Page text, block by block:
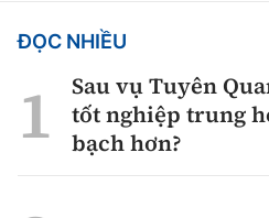
ĐỌC NHIỀU
Sau vụ Tuyên
tốt nghiệp trung
bạch hơn?